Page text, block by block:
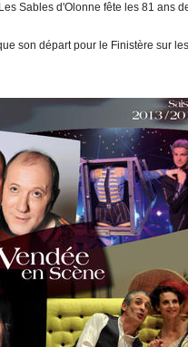
Sables d'Olonne fête les 81 ans
son départ pour le Finistère sur